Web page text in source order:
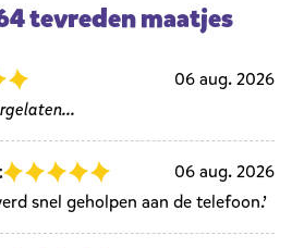
tevreden maatjes
06 aug. 2026
06 aug. 2026
snel geholpen aan de telefoon.’